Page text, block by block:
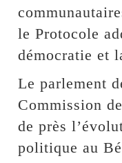
le Protocole
démocratie et
Le parlement
Commission
de près
politique au